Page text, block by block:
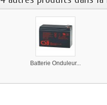
Batterie Onduleur...